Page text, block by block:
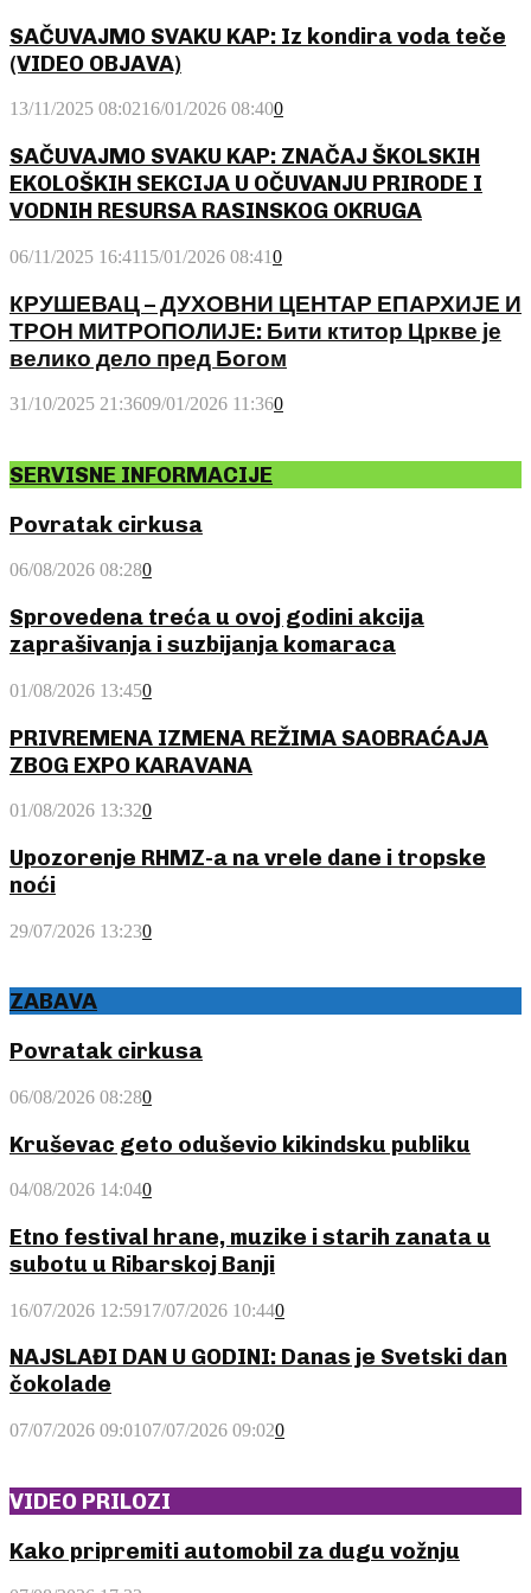
SAČUVAJMO SVAKU KAP: Iz kondira voda teče
(VIDEO OBJAVA)
13/11/2025 08:0216/01/2026 08:400
SAČUVAJMO SVAKU KAP: ZNAČAJ ŠKOLSKIH
EKOLOŠKIH SEKCIJA U OČUVANJU PRIRODE I
VODNIH RESURSA RASINSKOG OKRUGA
06/11/2025 16:4115/01/2026 08:410
КРУШЕВАЦ – ДУХОВНИ ЦЕНТАР ЕПАРХИЈЕ И
ТРОН МИТРОПОЛИЈЕ: Бити ктитор Цркве је
велико дело пред Богом
31/10/2025 21:3609/01/2026 11:360
SERVISNE INFORMACIJE
Povratak cirkusa
06/08/2026 08:280
Sprovedena treća u ovoj godini akcija
zaprašivanja i suzbijanja komaraca
01/08/2026 13:450
PRIVREMENA IZMENA REŽIMA SAOBRAĆAJA
ZBOG EXPO KARAVANA
01/08/2026 13:320
Upozorenje RHMZ-a na vrele dane i tropske
noći
29/07/2026 13:230
ZABAVA
Povratak cirkusa
06/08/2026 08:280
Kruševac geto oduševio kikindsku publiku
04/08/2026 14:040
Etno festival hrane, muzike i starih zanata u
subotu u Ribarskoj Banji
16/07/2026 12:5917/07/2026 10:440
NAJSLAĐI DAN U GODINI: Danas je Svetski dan
čokolade
07/07/2026 09:0107/07/2026 09:020
VIDEO PRILOZI
Kako
pripremiti
automobil
Kako pripremiti automobil za dugu vožnju